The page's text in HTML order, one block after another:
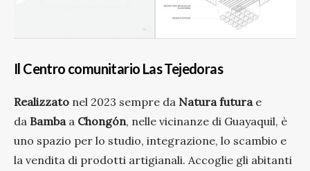
Il Centro comunitario Las Tejedoras
Realizzato nel 2023 sempre da Natura futura e
da Bamba a Chongón, nelle vicinanze di Guayaquil, è
uno spazio per lo studio, integrazione, lo scambio e
la vendita di prodotti artigianali. Accoglie gli abitanti